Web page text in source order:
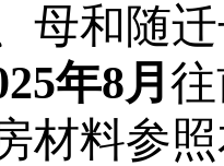
母和随
5年8月
材料参